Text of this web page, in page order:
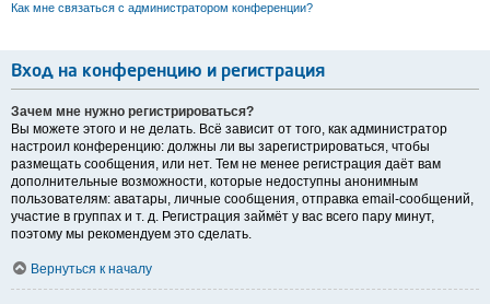
Как мне связаться с администратором конференции?
Вход на конференцию и регистрация
Зачем мне нужно регистрироваться?
Вы можете этого и не делать. Всё зависит от того, как администратор
настроил конференцию: должны ли вы зарегистрироваться, чтобы
размещать сообщения, или нет. Тем не менее регистрация даёт вам
дополнительные возможности, которые недоступны анонимным
пользователям: аватары, личные сообщения, отправка email-сообщений,
участие в группах и т. д. Регистрация займёт у вас всего пару минут,
поэтому мы рекомендуем это сделать.
Вернуться к началу